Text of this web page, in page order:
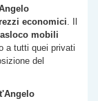
economici. Il
mobili
a tutti quei privati
del